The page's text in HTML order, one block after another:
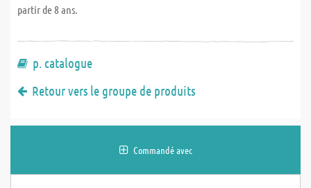
partir de 8 ans.
p. catalogue
Retour vers le groupe de produits
Commandé avec